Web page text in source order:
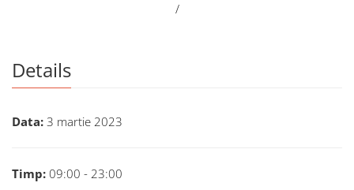
/
Details
Data: 3 martie 2023
Timp: 09:00 - 23:00